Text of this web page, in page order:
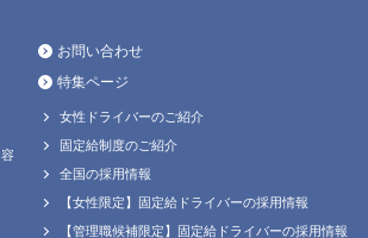
お問い合わせ
特集ページ
女性ドライバーのご紹介
固定給制度のご紹介
全国の採用情報
【女性限定】固定給ドライバーの採用情報
【管理職候補限定】固定給ドライバーの採用情報